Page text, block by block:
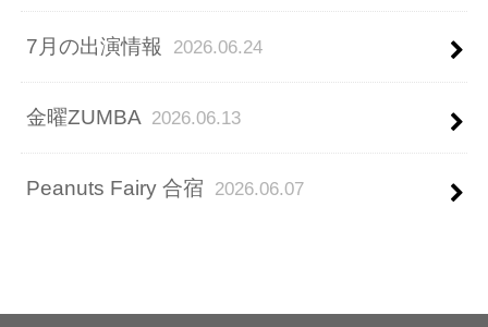
7月の出演情報 2026.06.24
金曜ZUMBA 2026.06.13
Peanuts Fairy 合宿 2026.06.07